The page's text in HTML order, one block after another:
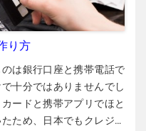
り方
は銀行口座と携帯電話で
十分ではありませんでし
ードと携帯アプリでほと
ため、日本でもクレジッ